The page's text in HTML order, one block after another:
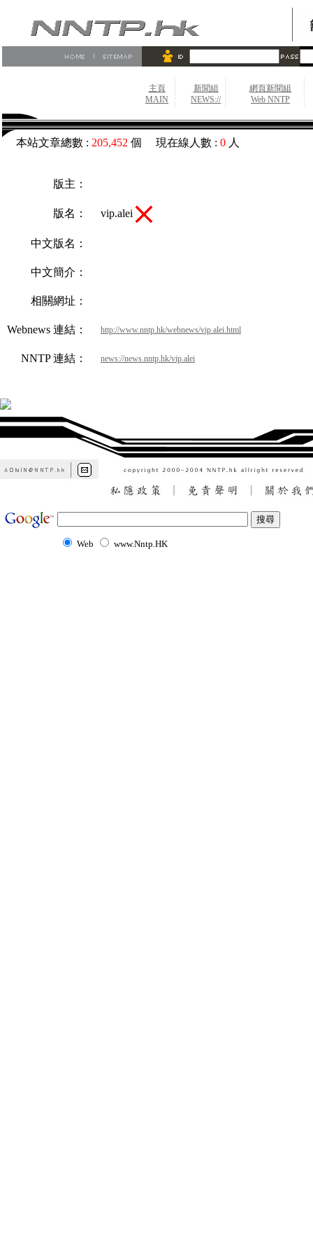
主頁
MAIN
新聞組
NEWS://
網頁新聞組
Web NNTP
本站文章總數 : 205,452 個 現在線人數 : 0 人
版主：
版名： vip.alei
中文版名：
中文簡介：
相關網址：
Webnews 連結： http://www.nntp.hk/webnews/vip.alei.html
NNTP 連結： news://news.nntp.hk/vip.alei
Web www.Nntp.HK